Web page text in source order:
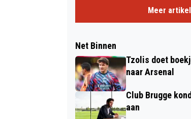
Meer
Net Binnen
Tzolis doet
naar Arsenal
Club Brugge
aan